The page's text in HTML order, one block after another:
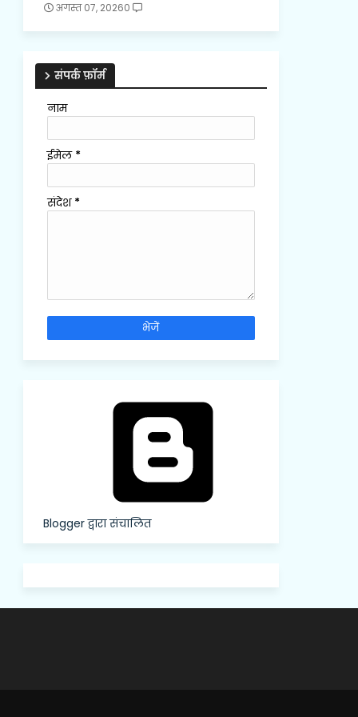
अगस्त 07, 20260
संपर्क फ़ॉर्म
नाम
ईमेल *
संदेश *
Blogger द्वारा संचालित